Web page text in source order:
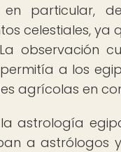
en particular,
celestiales,
observación
a los
agrícolas en
astrología
a astrólogos